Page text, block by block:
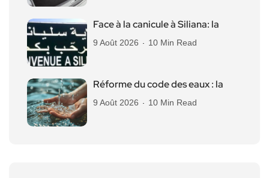
Face à la canicule à Siliana: la
9 Août 2026 10 Min Read
Réforme du code des eaux : la
9 Août 2026 10 Min Read